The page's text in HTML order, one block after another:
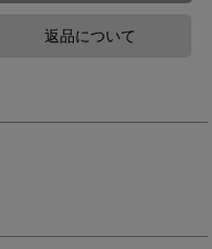
返品について